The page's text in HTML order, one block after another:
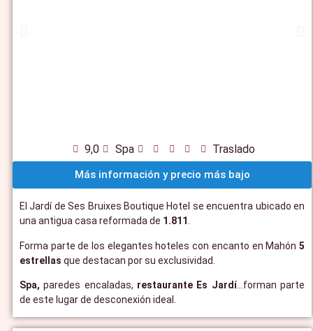
9,0 Spa Traslado
Más información y precio más bajo
El Jardí de Ses Bruixes Boutique Hotel se encuentra ubicado en
una antigua casa reformada de 1.811
Forma parte de los elegantes hoteles con encanto en Mahón 5
estrellas que destacan por su exclusividad.
Spa, paredes encaladas, restaurante Es Jardí…forman parte
de este lugar de desconexión ideal.